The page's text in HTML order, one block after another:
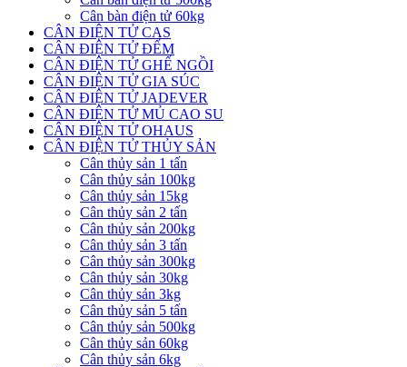
Cân bàn điện tử 60kg
CÂN ĐIỆN TỬ CAS
CÂN ĐIỆN TỬ ĐẾM
CÂN ĐIỆN TỬ GHẾ NGỒI
CÂN ĐIỆN TỬ GIA SÚC
CÂN ĐIỆN TỬ JADEVER
CÂN ĐIỆN TỬ MỦ CAO SU
CÂN ĐIỆN TỬ OHAUS
CÂN ĐIỆN TỬ THỦY SẢN
Cân thủy sản 1 tấn
Cân thủy sản 100kg
Cân thủy sản 15kg
Cân thủy sản 2 tấn
Cân thủy sản 200kg
Cân thủy sản 3 tấn
Cân thủy sản 300kg
Cân thủy sản 30kg
Cân thủy sản 3kg
Cân thủy sản 5 tấn
Cân thủy sản 500kg
Cân thủy sản 60kg
Cân thủy sản 6kg